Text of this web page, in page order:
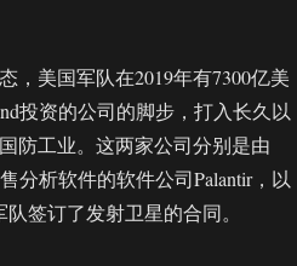
，美国军队在2019年有7300亿美
投资的公司的脚步，打入长久以
防工业。这两家公司分别是由
分析软件的软件公司Palantir，以
签订了发射卫星的合同。